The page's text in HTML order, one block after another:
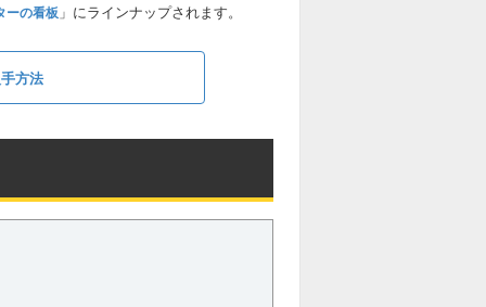
ーの看板 」にラインナップされます。
方法